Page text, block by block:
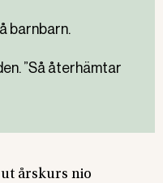
barnbarn.
”Så återhämtar
årskurs nio